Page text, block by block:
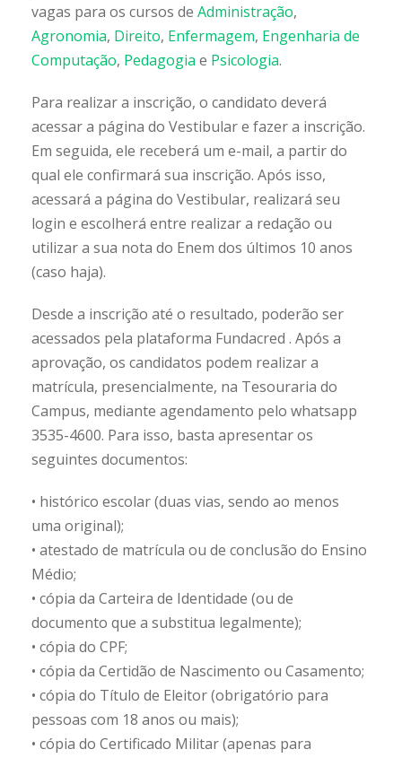
vagas para os cursos de Administração,
Agronomia, Direito, Enfermagem, Engenharia de
Computação, Pedagogia e Psicologia.
Para realizar a inscrição, o candidato deverá
acessar a página do Vestibular e fazer a inscrição.
Em seguida, ele receberá um e-mail, a partir do
qual ele confirmará sua inscrição. Após isso,
acessará a página do Vestibular, realizará seu
login e escolherá entre realizar a redação ou
utilizar a sua nota do Enem dos últimos 10 anos
(caso haja).
Desde a inscrição até o resultado, poderão ser
acessados pela plataforma Fundacred . Após a
aprovação, os candidatos podem realizar a
matrícula, presencialmente, na Tesouraria do
Campus, mediante agendamento pelo whatsapp
3535-4600. Para isso, basta apresentar os
seguintes documentos:
• histórico escolar (duas vias, sendo ao menos
uma original);
• atestado de matrícula ou de conclusão do Ensino
Médio;
• cópia da Carteira de Identidade (ou de
documento que a substitua legalmente);
• cópia do CPF;
• cópia da Certidão de Nascimento ou Casamento;
• cópia do Título de Eleitor (obrigatório para
pessoas com 18 anos ou mais);
• cópia do Certificado Militar (apenas para